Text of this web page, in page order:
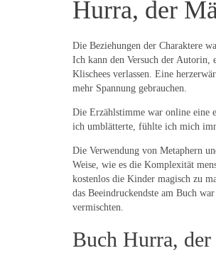
Hurra, der
Die Beziehungen der Charaktere
Ich kann den Versuch der Autorin,
Klischees verlassen. Eine
mehr Spannung gebrauchen.
Die Erzählstimme war online eine
ich umblätterte, fühlte ich mich
Die Verwendung von Metaphern
Weise, wie es die Komplexität
kostenlos die Kinder magisch zu
das Beeindruckendste am Buch
vermischten.
Buch Hurra,